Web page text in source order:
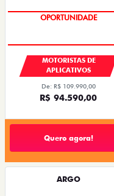
OPORTUNIDADE
MOTORISTAS DE
APLICATIVOS
De: R$ 109.990,00
R$ 94.590,00
Quero agora!
ARGO